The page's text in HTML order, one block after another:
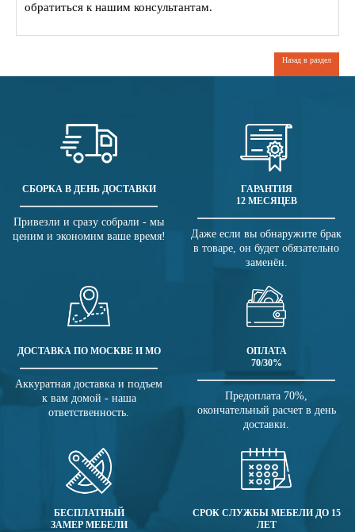
обратиться к нашим консультантам.
Назад в раздел
СБОРКА В ДЕНЬ ДОСТАВКИ
Привезли и сразу собрали - мы
ценим и экономим ваше время!
ГАРАНТИЯ
12 МЕСЯЦЕВ
Даже если вы обнаружите брак
в товаре, он будет обязательно
заменён.
ДОСТАВКА ПО МОСКВЕ И МО
Аккуратная доставка и подъем
к вам домой - наша
ответственность.
ОПЛАТА
70/30%
Предоплата 70%,
окончательный расчет в день
доставки.
БЕСПЛАТНЫЙ
ЗАМЕР МЕБЕЛИ
СРОК СЛУЖБЫ МЕБЕЛИ ДО 15
ЛЕТ